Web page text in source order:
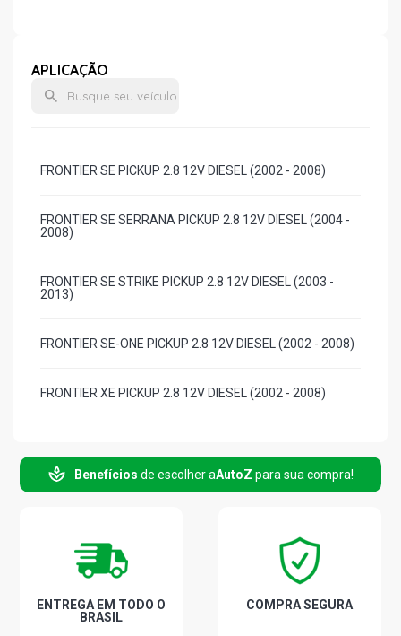
APLICAÇÃO
FRONTIER SE PICKUP 2.8 12V DIESEL (2002 - 2008)
FRONTIER SE SERRANA PICKUP 2.8 12V DIESEL (2004 -
2008)
FRONTIER SE STRIKE PICKUP 2.8 12V DIESEL (2003 -
2013)
FRONTIER SE-ONE PICKUP 2.8 12V DIESEL (2002 - 2008)
FRONTIER XE PICKUP 2.8 12V DIESEL (2002 - 2008)
2008)
TERRANO TD SUV 2.7 8V DIESEL (1987 - 1999)
TERRANO STD SUV 3.0 12V V6 DIESEL (1987 - 1999)
Benefícios de escolher aAutoZ para sua compra!
ENTREGA EM TODO O
BRASIL
COMPRA SEGURA